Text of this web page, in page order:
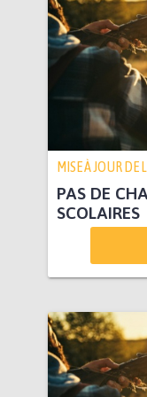
MISE À JOUR DE
PAS DE
SCOLAIRES